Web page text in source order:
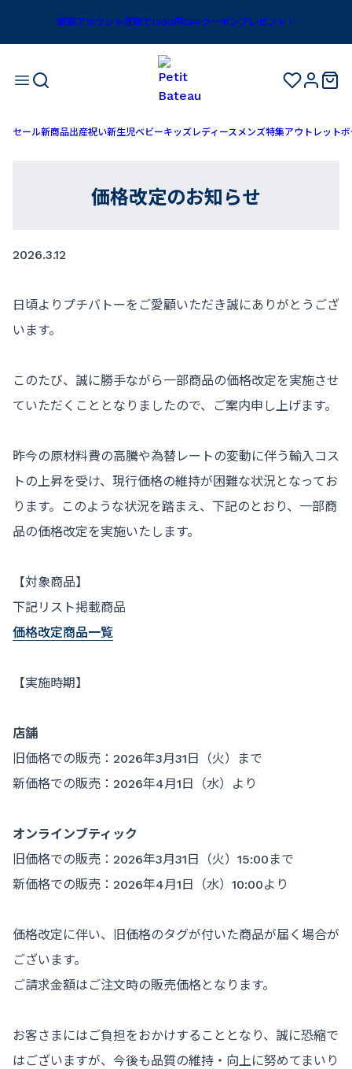
新規アカウント登録で1,100円OFFクーポンプレゼント！
セール新商品出産祝い新生児ベビーキッズ レディースメンズ特集アウトレットボ
価格改定のお知らせ
2026.3.12
日頃よりプチバトーをご愛顧いただき誠にありがとうござ
います。
このたび、誠に勝手ながら一部商品の価格改定を実施させ
ていただくこととなりましたので、ご案内申し上げます。
昨今の原材料費の高騰や為替レートの変動に伴う輸入コス
トの上昇を受け、現行価格の維持が困難な状況となってお
ります。このような状況を踏まえ、下記のとおり、一部商
品の価格改定を実施いたします。
【対象商品】
下記リスト掲載商品
価格改定商品一覧
【実施時期】
店舗
旧価格での販売：2026年3月31日（火）まで
新価格での販売：2026年4月1日（水）より
オンラインブティック
旧価格での販売：2026年3月31日（火）15:00まで
新価格での販売：2026年4月1日（水）10:00より
価格改定に伴い、旧価格のタグが付いた商品が届く場合が
ございます。
ご請求金額はご注文時の販売価格となります。
お客さまにはご負担をおかけすることとなり、誠に恐縮で
はございますが、今後も品質の維持・向上に努めてまいり